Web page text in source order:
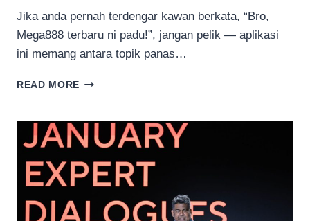
Jika anda pernah terdengar kawan berkata, “Bro,
Mega888 terbaru ni padu!”, jangan pelik — aplikasi
ini memang antara topik panas…
READ MORE MEGA888
YANG
MENJADIKANNYA
MULUT
PEMAIN